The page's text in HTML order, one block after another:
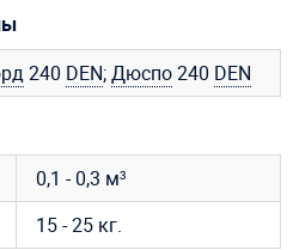
240 DEN;Дюспо240 DEN
0,1 - 0,3 м³
15 - 25 кг.